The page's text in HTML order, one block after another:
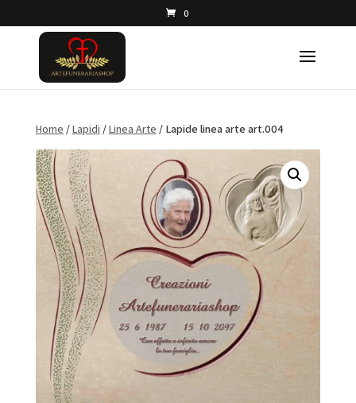
0
Home /Lapidi /Linea Arte / Lapide linea arte art.004